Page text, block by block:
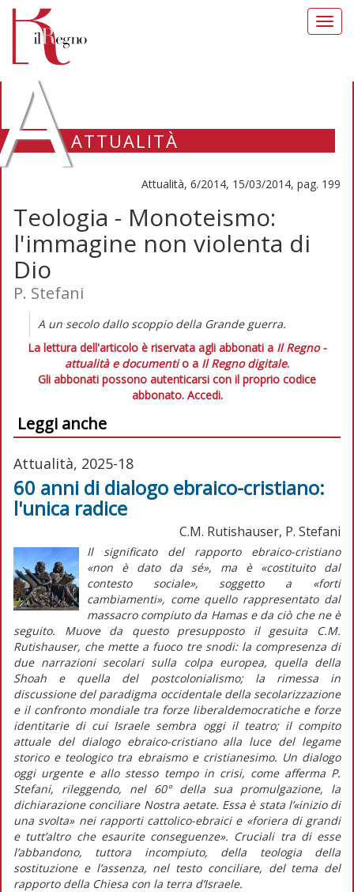
ATTUALITÀ
Attualità, 6/2014, 15/03/2014, pag. 199
Teologia - Monoteismo:
l'immagine non violenta di
Dio
P. Stefani
A un secolo dallo scoppio della Grande guerra.
La lettura dell'articolo è riservata agli abbonati a Il Regno -
attualità e documentio a Il Regno digitale.
Gli abbonati possono autenticarsi con il proprio codice
abbonato. Accedi.
Leggi anche
Attualità, 2025-18
60 anni di dialogo ebraico-cristiano:
l'unica radice
C.M. Rutishauser, P. Stefani
Il significato del rapporto ebraico-cristiano
«non è dato da sé», ma è «costituito dal
contesto sociale», soggetto a «forti
cambiamenti», come quello rappresentato dal
massacro compiuto da Hamas e da ciò che ne è
seguito. Muove da questo presupposto il gesuita C.M.
Rutishauser, che mette a fuoco tre snodi: la compresenza di
due narrazioni secolari sulla colpa europea, quella della
Shoah e quella del postcolonialismo; la rimessa in
discussione del paradigma occidentale della secolarizzazione
e il confronto mondiale tra forze liberaldemocratiche e forze
identitarie di cui Israele sembra oggi il teatro; il compito
attuale del dialogo ebraico-cristiano alla luce del legame
storico e teologico tra ebraismo e cristianesimo. Un dialogo
oggi urgente e allo stesso tempo in crisi, come afferma P.
Stefani, rileggendo, nel 60° della sua promulgazione, la
dichiarazione conciliare Nostra aetate. Essa è stata l’«inizio di
una svolta» nei rapporti cattolico-ebraici e «foriera di grandi
e tutt’altro che esaurite conseguenze». Cruciali tra di esse
l’abbandono, tuttora incompiuto, della teologia della
sostituzione e l’assenza, nel testo conciliare, del tema del
rapporto della Chiesa con la terra d’Israele.